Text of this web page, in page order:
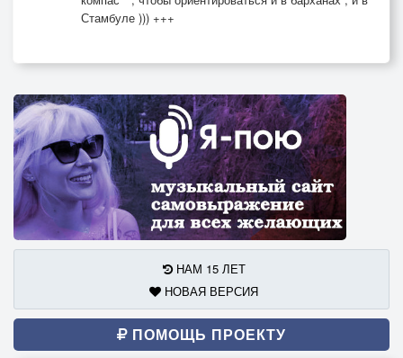
Стамбуле ))) +++
НАМ 15 ЛЕТ
НОВАЯ ВЕРСИЯ
ПОМОЩЬ ПРОЕКТУ